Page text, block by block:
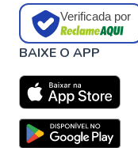
Verificada por
BAIXE O APP